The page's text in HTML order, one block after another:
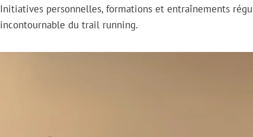
Initiatives personnelles, formations et entraînements
incontournable du trail running.